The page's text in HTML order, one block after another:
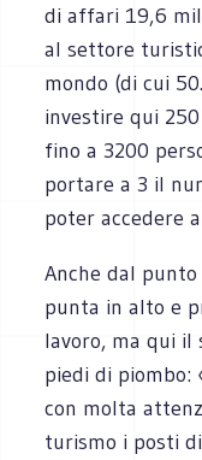
di affari 19,6
al settore
mondo (di cui
investire qui
fino a 3200
portare a 3 il
poter accedere
Anche dal
punta in alto e
lavoro, ma qui il
piedi di piombo:
con molta
turismo i posti